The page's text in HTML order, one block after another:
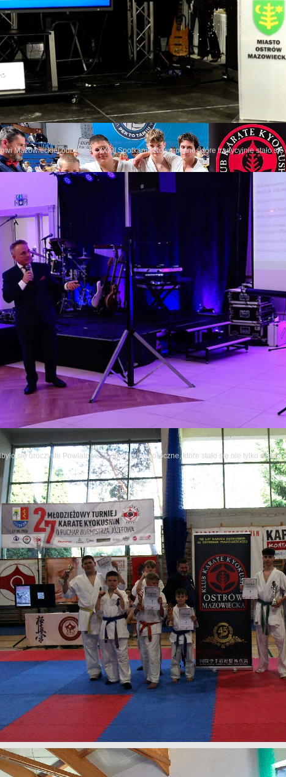
Mazowieckiej odbyło się XXXII Spotkanie Noworoczne, które tradycyjnie stało
się uroczyste Powiatowe Spotkanie Noworoczne, które stało się nie tylko
OKKK jeszcze jedno ważne wyzwanie. Już w dniach 13–14 czerwca w
gdzie będą mieli okazję rywalizować z najlepszymi zawodnikami z całej Europy.
na międzynarodowej arenie.